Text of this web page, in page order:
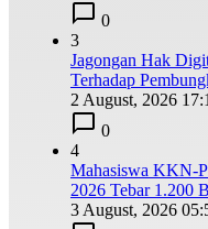
0
3
Jagongan Hak
Terhadap
2 August, 2026
0
4
Mahasiswa KKN-
2026 Tebar 1.200
3 August, 2026